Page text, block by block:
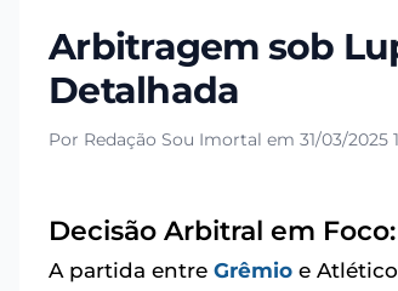
Arbitragem sob
Detalhada
Por Redação Sou Imortal em 31/03/2025
Decisão Arbitral em
A partida entre Grêmio e